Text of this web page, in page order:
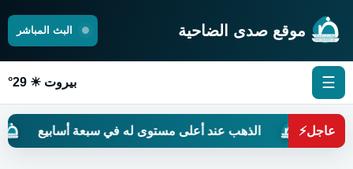
موقع صدى الضاحية البث المباشر
☰ بيروت ☀ 29°
عاجل⚡ الذهب عند أعلى مستوى له في سبعة أسابيع